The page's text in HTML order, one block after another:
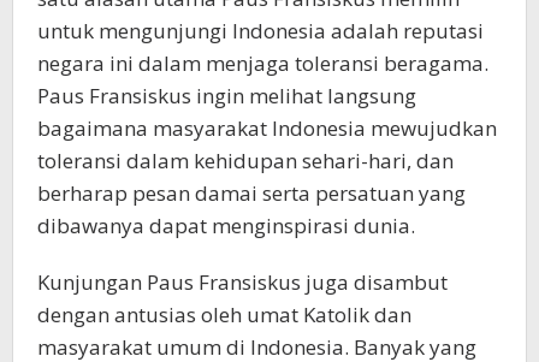
untuk mengunjungi Indonesia adalah reputasi
negara ini dalam menjaga toleransi beragama.
Paus Fransiskus ingin melihat langsung
bagaimana masyarakat Indonesia mewujudkan
toleransi dalam kehidupan sehari-hari, dan
berharap pesan damai serta persatuan yang
dibawanya dapat menginspirasi dunia.
Kunjungan Paus Fransiskus juga disambut
dengan antusias oleh umat Katolik dan
masyarakat umum di Indonesia. Banyak yang